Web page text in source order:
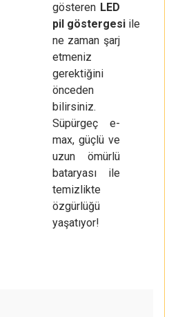
gösteren LED
pil göstergesi ile
ne zaman şarj
etmeniz
gerektiğini
önceden
bilirsiniz.
Süpürgeç e-
max, güçlü ve
uzun ömürlü
bataryası ile
temizlikte
özgürlüğü
yaşatıyor!